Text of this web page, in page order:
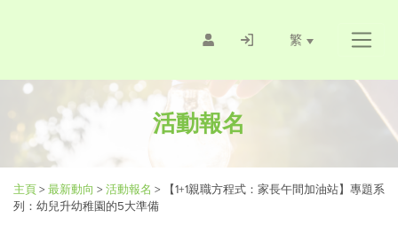
繁
活動報名
主頁> 最新動向 > 活動報名 >
【1+1親職方程式：家長午間加油站】專題系
列：幼兒升幼稚園的5大準備